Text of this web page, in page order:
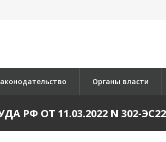
Органы власти
РФ ОТ 11.03.2022 N 302-